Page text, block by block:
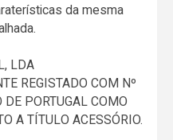
da mesma
LDA
REGISTADO COM Nº
PORTUGAL COMO
A TÍTULO ACESSÓRIO.